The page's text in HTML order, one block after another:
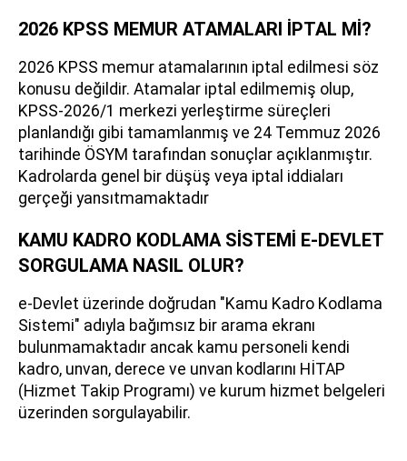
2026 KPSS MEMUR ATAMALARI İPTAL Mİ?
2026 KPSS memur atamalarının iptal edilmesi söz
konusu değildir. Atamalar iptal edilmemiş olup,
KPSS-2026/1 merkezi yerleştirme süreçleri
planlandığı gibi tamamlanmış ve 24 Temmuz 2026
tarihinde ÖSYM tarafından sonuçlar açıklanmıştır.
Kadrolarda genel bir düşüş veya iptal iddiaları
gerçeği yansıtmamaktadır
KAMU KADRO KODLAMA SİSTEMİ E-DEVLET
SORGULAMA NASIL OLUR?
e-Devlet üzerinde doğrudan "Kamu Kadro Kodlama
Sistemi" adıyla bağımsız bir arama ekranı
bulunmamaktadır ancak kamu personeli kendi
kadro, unvan, derece ve unvan kodlarını HİTAP
(Hizmet Takip Programı) ve kurum hizmet belgeleri
üzerinden sorgulayabilir.